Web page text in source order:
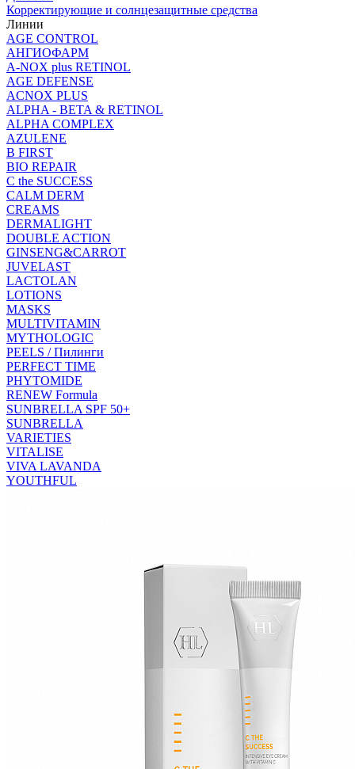
Корректирующие и солнцезащитные средства
Линии
AGE CONTROL
АНГИОФАРМ
A-NOX plus RETINOL
AGE DEFENSE
ACNOX PLUS
ALPHA - BETA & RETINOL
ALPHA COMPLEX
AZULENE
B FIRST
BIO REPAIR
C the SUCCESS
CALM DERM
CREAMS
DERMALIGHT
DOUBLE ACTION
GINSENG&CARROT
JUVELAST
LACTOLAN
LOTIONS
MASKS
MULTIVITAMIN
MYTHOLOGIC
PEELS / Пилинги
PERFECT TIME
PHYTOMIDE
RENEW Formula
SUNBRELLA SPF 50+
SUNBRELLA
VARIETIES
VITALISE
VIVA LAVANDA
YOUTHFUL